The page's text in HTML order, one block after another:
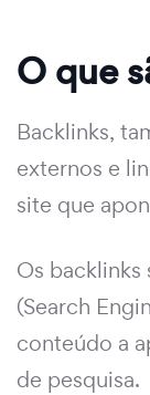
O que
Backlinks,
externos e
site que
Os backlinks
(Search
conteúdo a
de pesquisa.